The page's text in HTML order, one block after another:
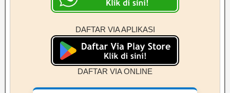
DAFTAR VIA APLIKASI
DAFTAR VIA ONLINE